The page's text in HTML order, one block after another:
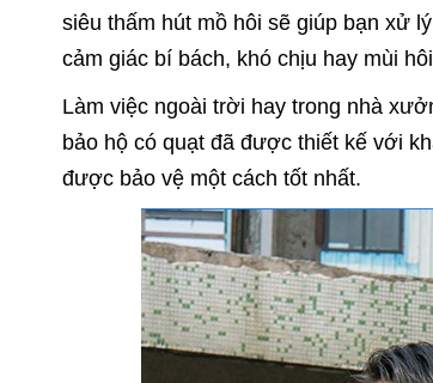
siêu thấm hút mồ hôi sẽ giúp bạn xử
cảm giác bí bách, khó chịu hay mùi
Làm việc ngoài trời hay trong nhà
bảo hộ có quạt đã được thiết kế với
được bảo vệ một cách tốt nhất.